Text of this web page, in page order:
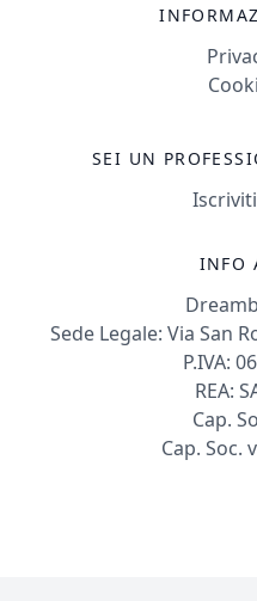
SEI UN
INFO
Sede Legale: Via San
P.IVA:
REA:
Cap.
Cap. Soc.